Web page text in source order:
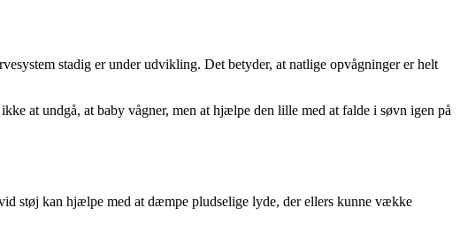
stadig er under udvikling. Det betyder, at natlige opvågninger er helt
at undgå, at baby vågner, men at hjælpe den lille med at falde i søvn igen på
støj kan hjælpe med at dæmpe pludselige lyde, der ellers kunne vække